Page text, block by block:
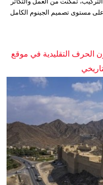
على مستوى تصميم الجينوم الكامل
الحرف التقليدية في موقع